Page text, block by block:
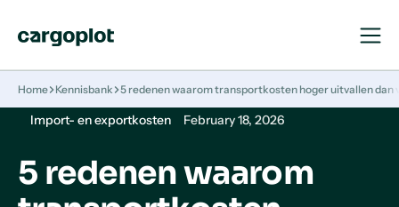
Open
Close
Home Kennisbank 5 redenen waarom transportkosten hoger uitvallen dan
Import- en exportkosten February 18, 2026
5 redenen waarom